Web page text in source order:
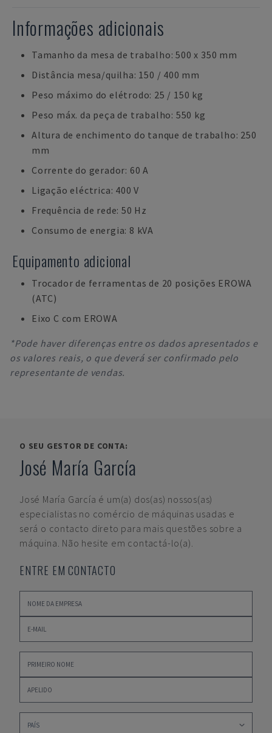
Informações adicionais
Tamanho da mesa de trabalho: 500 x 350 mm
Distância mesa/quilha: 150 / 400 mm
Peso máximo do elétrodo: 25 / 150 kg
Peso máx. da peça de trabalho: 550 kg
Altura de enchimento do tanque de trabalho: 250
mm
Corrente do gerador: 60 A
Ligação eléctrica: 400 V
Frequência de rede: 50 Hz
Consumo de energia: 8 kVA
Equipamento adicional
Trocador de ferramentas de 20 posições EROWA
(ATC)
Eixo C com EROWA
*Pode haver diferenças entre os dados apresentados e
os valores reais, o que deverá ser confirmado pelo
representante de vendas.
O SEU GESTOR DE CONTA:
José María García
José María García é um(a) dos(as) nossos(as)
especialistas no comércio de máquinas usadas e
será o contacto direto para mais questões sobre a
máquina. Não hesite em contactá-lo(a).
ENTRE EM CONTACTO